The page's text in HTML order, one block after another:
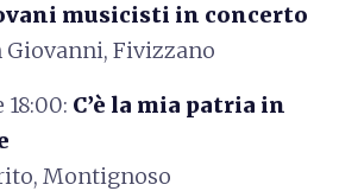
musicisti in concerto
Giovanni, Fivizzano
18:00: C’è la mia patria in
Montignoso